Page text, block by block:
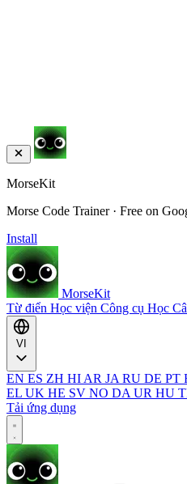
MorseKit
Morse Code Trainer · Free on
Install
MorseKit
Từ điển Học viện Công cụ Học
EN ES ZH HI AR JA RU DE PT
EL UK HE SV NO DA UR HU
Tải ứng dụng